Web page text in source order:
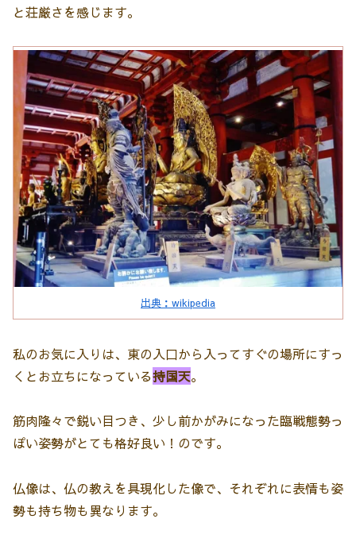
と荘厳さを感じます。
出典：wikipedia
私のお気に入りは、東の入口から入ってすぐの場所にすっ
くとお立ちになっている持国天。
筋肉隆々で鋭い目つき、少し前かがみになった臨戦態勢っ
ぽい姿勢がとても格好良い！のです。
仏像は、仏の教えを具現化した像で、それぞれに表情も姿
勢も持ち物も異なります。